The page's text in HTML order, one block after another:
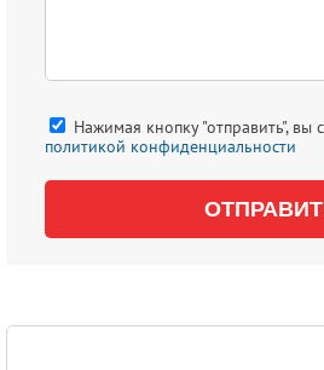
Нажимая кнопку "отправить", вы
политикой конфиденциальности